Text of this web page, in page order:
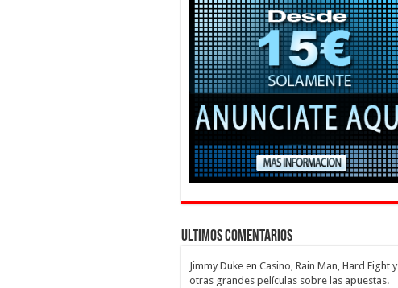
Ultimos Comentarios
Jimmy Dukeen Casino, Rain Man, Hard Eight y
otras grandes películas sobre las apuestas.